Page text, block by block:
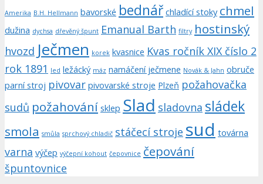
Amerika B.H. Hellmann bavorské bednář chladící stoky chmel
dužina dychsa dřevěný špunt Emanual Barth filtry hostinský
hvozd Ječmen korek kvasnice Kvas ročník XIX číslo 2
rok 1891 led ležácký máz namáčení ječmene Novák & Jahn obruče
parní stroj pivovar pivovarské stroje Plzeň požahovačka
sudů požahování sklep Slad sladovna sládek
smola smůla sprchový chladič stáčecí stroje sud továrna
varna výčep výčepní kohout čepovnice čepování
špuntovnice